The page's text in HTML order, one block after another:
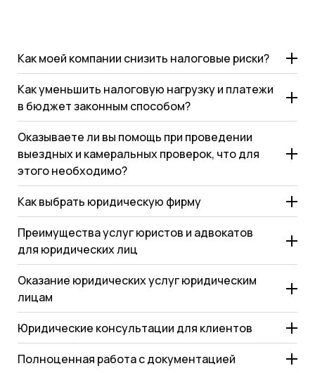
Как моей компании снизить налоговые риски?
Как уменьшить налоговую нагрузку и платежи
в бюджет законным способом?
Оказываете ли вы помощь при проведении
выездных и камеральных проверок, что для
этого необходимо?
Как выбрать юридическую фирму
Преимущества услуг юристов и адвокатов
для юридических лиц
Оказание юридических услуг юридическим
лицам
Юридические консультации для клиентов
Полноценная работа с документацией